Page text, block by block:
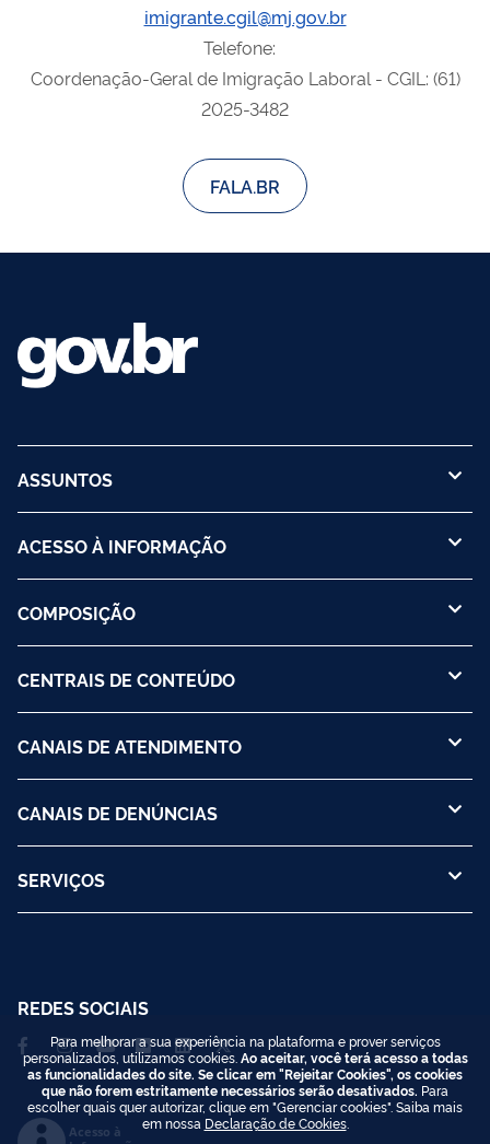
imigrante.cgil@mj.gov.br
Telefone:
Coordenação-Geral de Imigração Laboral - CGIL: (61)
2025-3482
FALA.BR
ASSUNTOS
ACESSO À INFORMAÇÃO
COMPOSIÇÃO
CENTRAIS DE CONTEÚDO
CANAIS DE ATENDIMENTO
CANAIS DE DENÚNCIAS
SERVIÇOS
REDES SOCIAIS
Acesso à
Para melhorar a sua experiência na plataforma e prover serviços
personalizados, utilizamos cookies. Ao aceitar, você terá acesso a todas
as funcionalidades do site. Se clicar em "Rejeitar Cookies", os cookies
que não forem estritamente necessários serão desativados. Para
escolher quais quer autorizar, clique em "Gerenciar cookies". Saiba mais
em nossa Declaração de Cookies.